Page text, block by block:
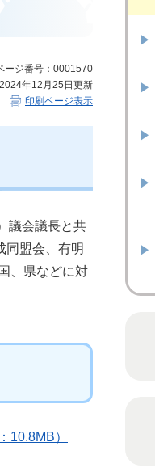
ージ番号：0001570
年12月25日更新
印刷ページ表示
議会議長と共
同盟会、有明
、県などに対
10.8MB）